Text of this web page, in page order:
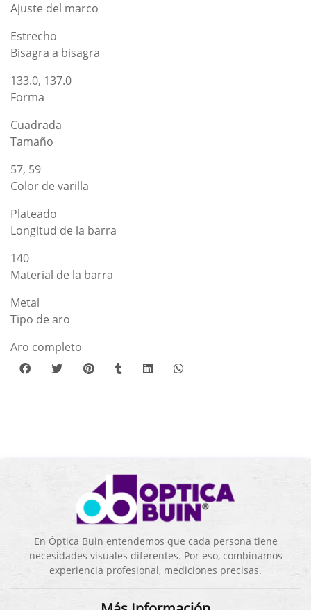
Ajuste del marco
Estrecho
Bisagra a bisagra
133.0, 137.0
Forma
Cuadrada
Tamaño
57, 59
Color de varilla
Plateado
Longitud de la barra
140
Material de la barra
Metal
Tipo de aro
Aro completo
En Óptica Buin entendemos que cada persona tiene
necesidades visuales diferentes. Por eso, combinamos
experiencia profesional, mediciones precisas.